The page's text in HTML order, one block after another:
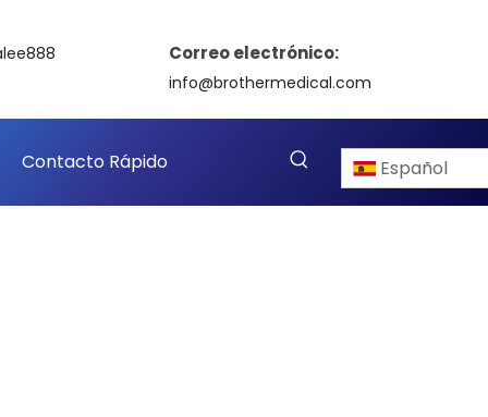
Correo electrónico:
info@brothermedical.com
Contacto Rápido Español